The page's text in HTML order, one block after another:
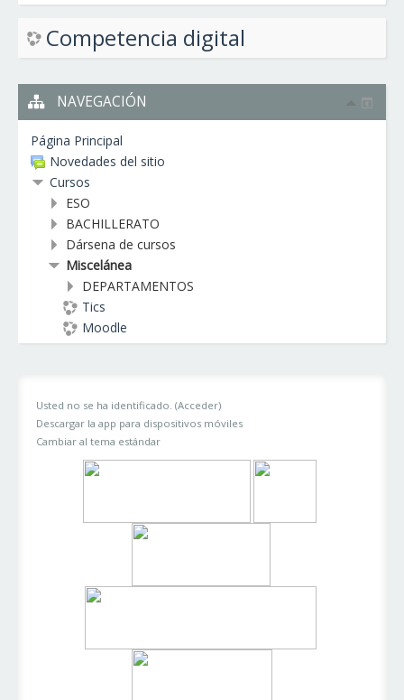
Competencia digital
NAVEGACIÓN
Página Principal
Novedades del sitio
Cursos
ESO
BACHILLERATO
Dársena de cursos
Miscelánea
DEPARTAMENTOS
Tics
Moodle
Usted no se ha identificado. (Acceder)
Descargar la app para dispositivos móviles
Cambiar al tema estándar